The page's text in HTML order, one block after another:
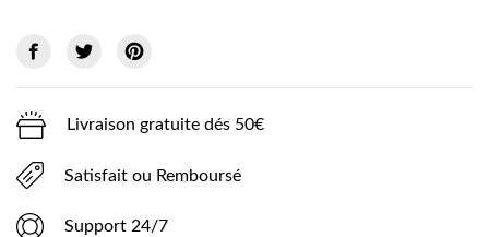
Livraison gratuite dés 50€
Satisfait ou Remboursé
Support 24/7